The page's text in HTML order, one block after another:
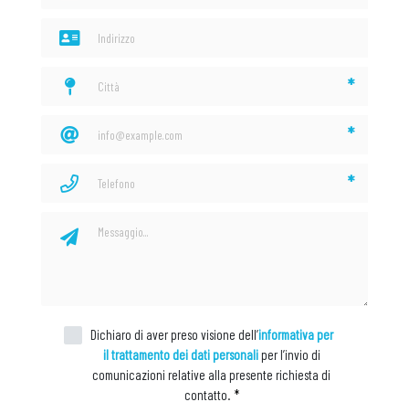
*
*
*
Dichiaro di aver preso visione dell’informativa per
il trattamento dei dati personaliper l’invio di
comunicazioni relative alla presente richiesta di
contatto. *